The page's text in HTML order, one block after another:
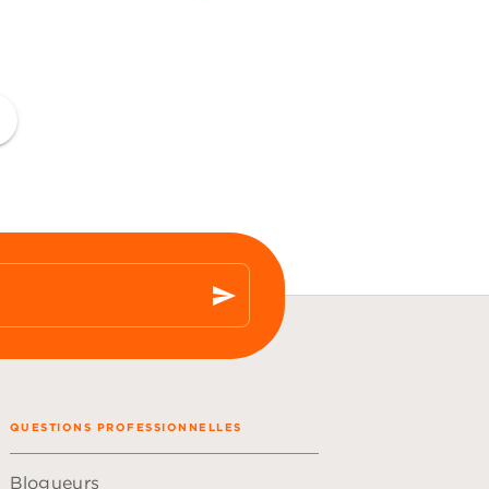
send
QUESTIONS PROFESSIONNELLES
Blogueurs